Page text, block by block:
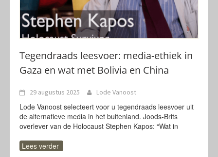
Tegendraads leesvoer: media-ethiek in
Gaza en wat met Bolivia en China
29 augustus 2025 Lode Vanoost
Lode Vanoost selecteert voor u tegendraads leesvoer uit
de alternatieve media in het buitenland. Joods-Brits
overlever van de Holocaust Stephen Kapos: “Wat in
Lees verder